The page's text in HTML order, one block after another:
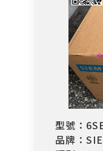
型號：
品牌：